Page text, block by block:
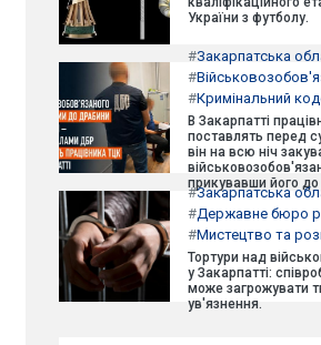
України з футболу.
#Закарпатська
#
#Кримінальний
В Закарпатті
поставлять перед
він на всю ніч
прикувавши його
#Закарпатська
#Державне бюро
#Мистецтво та
Тортури над
у Закарпатті:
може загрожувати
ув'язнення.